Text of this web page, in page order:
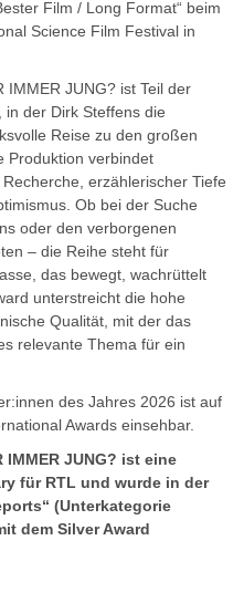
Film / Long Format“ beim
Science Film Festival in
IMMER JUNG? ist Teil der
in der Dirk Steffens die
Reise zu den großen
Produktion verbindet
erzählerischer Tiefe
Ob bei der Suche
oder den verborgenen
– die Reihe steht für
das bewegt, wachrüttelt
unterstreicht die hohe
Qualität, mit der das
relevante Thema für ein
des Jahres 2026 ist auf
Awards einsehbar.
IMMER JUNG? ist eine
für RTL und wurde in der
(Unterkategorie
dem Silver Award